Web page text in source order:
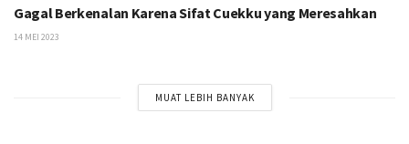
Gagal Berkenalan Karena Sifat Cuekku yang Meresahkan
14 MEI 2023
MUAT LEBIH BANYAK